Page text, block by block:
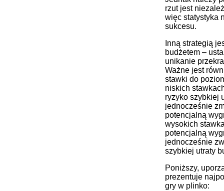
rzut jest
więc statystyka
sukcesu.
Inną strategią
budżetem –
unikanie
Ważne jest
stawki do
niskich
ryzyko szybkiej
jednocześnie
potencjalną
wysokich
potencjalną
jednocześnie
szybkiej utraty
Poniższy,
prezentuje
gry w plinko: